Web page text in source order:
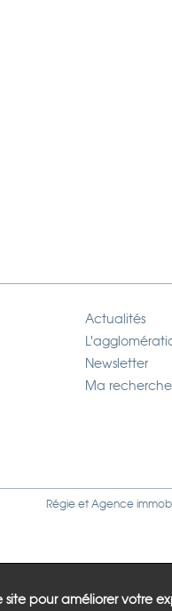
Actualités
Newsletter
Ma recherche
Régie et Agence
site pour améliorer votre